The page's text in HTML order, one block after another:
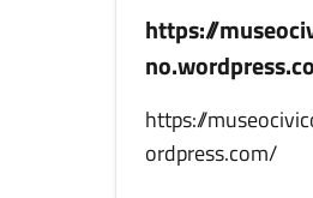
https://
https://
ordpress.com/